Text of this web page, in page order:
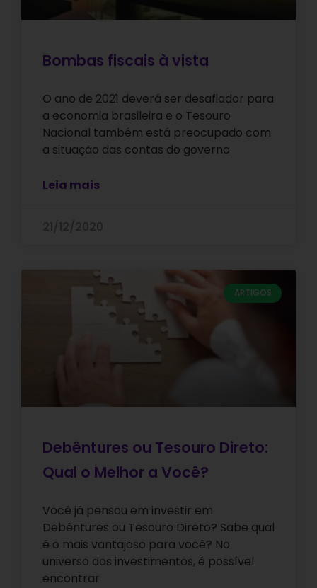
Bombas fiscais à vista
O ano de 2021 deverá ser desafiador para
a economia brasileira e o Tesouro
Nacional também está preocupado com
a situação das contas do governo
Leia mais
ARTIGOS
Debêntures ou Tesouro Direto:
Qual o Melhor a Você?
Você já pensou em investir em
Debêntures ou Tesouro Direto? Sabe qual
é o mais vantajoso para você? No
universo dos investimentos, é possível
encontrar